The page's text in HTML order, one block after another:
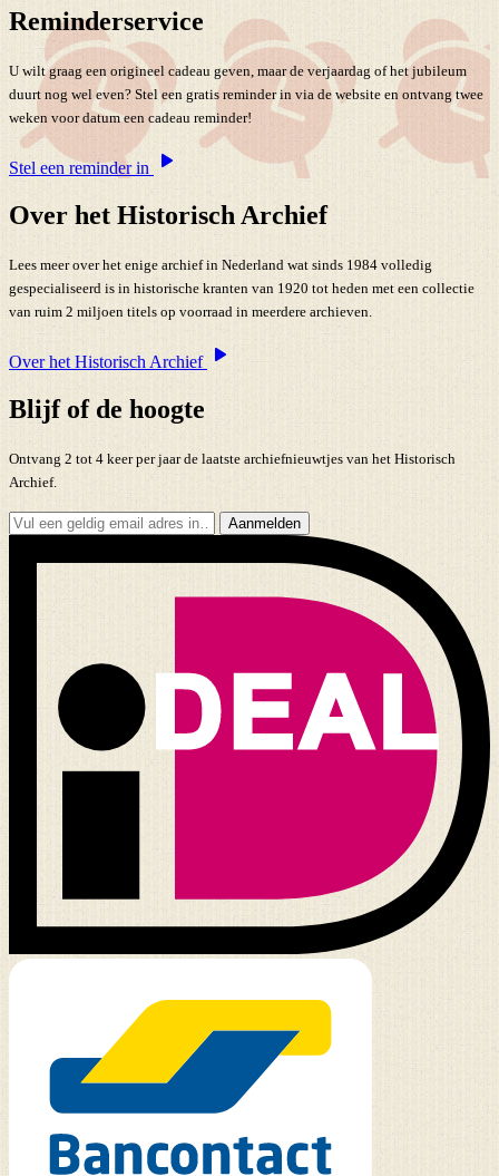
Reminderservice
U wilt graag een origineel cadeau geven, maar de verjaardag of het jubileum
duurt nog wel even? Stel een gratis reminder in via de website en ontvang twee
weken voor datum een cadeau reminder!
Stel een reminder in
Over het Historisch Archief
Lees meer over het enige archief in Nederland wat sinds 1984 volledig
gespecialiseerd is in historische kranten van 1920 tot heden met een collectie
van ruim 2 miljoen titels op voorraad in meerdere archieven.
Over het Historisch Archief
Blijf of de hoogte
Ontvang 2 tot 4 keer per jaar de laatste archiefnieuwtjes van het Historisch
Archief.
Aanmelden